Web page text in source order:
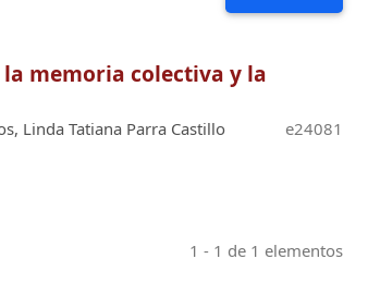
memoria colectiva y la
Linda Tatiana Parra Castillo
e24081
1 - 1 de 1 elementos